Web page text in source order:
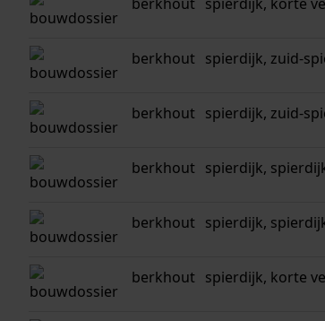
berkhout spierdijk, zuid-
berkhout spierdijk, zuid-
berkhout spierdijk,
berkhout spierdijk,
berkhout spierdijk, korte